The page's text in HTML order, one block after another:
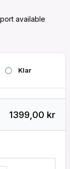
available
Klar
1399,00 kr